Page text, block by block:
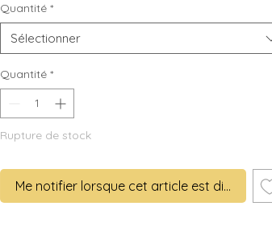
Quantité *
Sélectionner
Quantité *
Rupture de stock
Me notifier lorsque cet article est disponible